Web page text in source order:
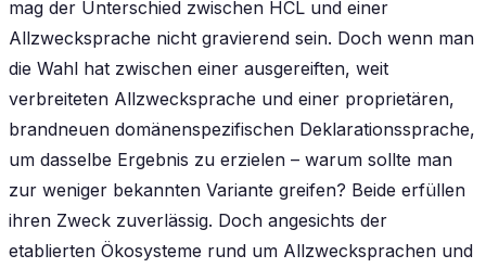
mag der Unterschied zwischen HCL und einer
Allzwecksprache nicht gravierend sein. Doch wenn man
die Wahl hat zwischen einer ausgereiften, weit
verbreiteten Allzwecksprache und einer proprietären,
brandneuen domänenspezifischen Deklarationssprache,
um dasselbe Ergebnis zu erzielen – warum sollte man
zur weniger bekannten Variante greifen? Beide erfüllen
ihren Zweck zuverlässig. Doch angesichts der
etablierten Ökosysteme rund um Allzwecksprachen und